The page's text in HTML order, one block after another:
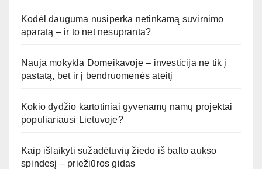
Kodėl dauguma nusiperka netinkamą suvirnimo
aparatą – ir to net nesupranta?
Nauja mokykla Domeikavoje – investicija ne tik į
pastatą, bet ir į bendruomenės ateitį
Kokio dydžio kartotiniai gyvenamų namų projektai
populiariausi Lietuvoje?
Kaip išlaikyti sužadėtuvių žiedo iš balto aukso
spindesį – priežiūros gidas